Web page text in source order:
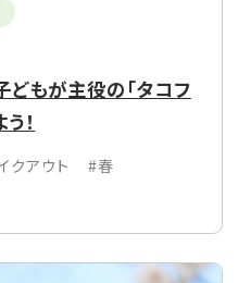
どもが主役の「タコフ
！
クアウト
#春